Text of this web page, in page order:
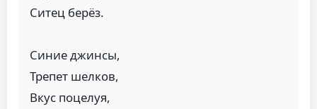
Ситец берёз.
Синие джинсы,
Трепет шелков,
Вкус поцелуя,